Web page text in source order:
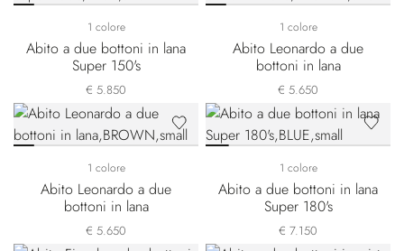
1 colore
Abito a due bottoni in lana
Super 150's
€ 5.850
1 colore
Abito Leonardo a due
bottoni in lana
€ 5.650
1 colore
Abito Leonardo a due
bottoni in lana
€ 5.650
1 colore
Abito a due bottoni in lana
Super 180's
€ 7.150